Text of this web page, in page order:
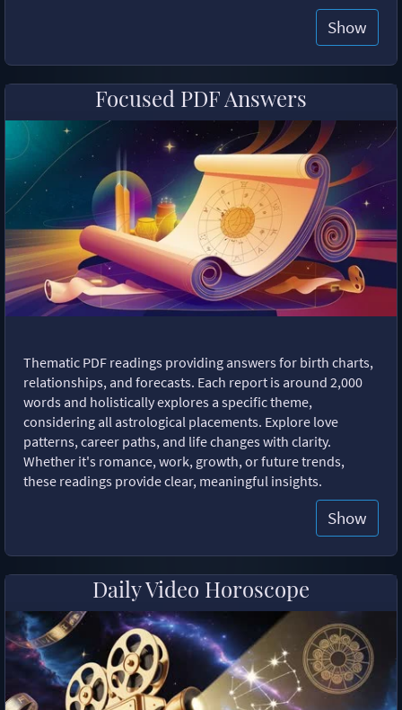
Show
Focused PDF Answers
Thematic PDF readings providing answers for birth charts,
relationships, and forecasts. Each report is around 2,000
words and holistically explores a specific theme,
considering all astrological placements. Explore love
patterns, career paths, and life changes with clarity.
Whether it's romance, work, growth, or future trends,
these readings provide clear, meaningful insights.
Show
Daily Video Horoscope